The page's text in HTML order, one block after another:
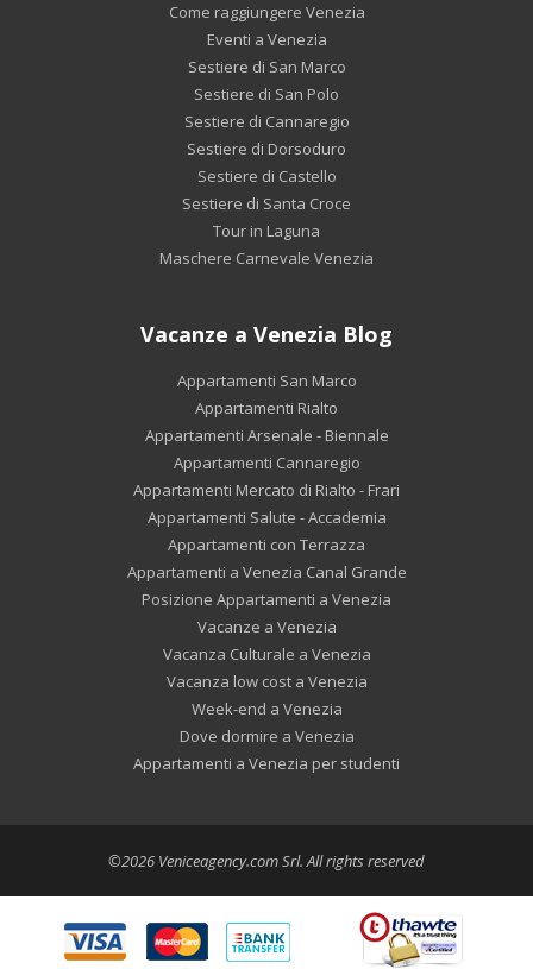
Come raggiungere Venezia
Eventi a Venezia
Sestiere di San Marco
Sestiere di San Polo
Sestiere di Cannaregio
Sestiere di Dorsoduro
Sestiere di Castello
Sestiere di Santa Croce
Tour in Laguna
Maschere Carnevale Venezia
Vacanze a Venezia Blog
Appartamenti San Marco
Appartamenti Rialto
Appartamenti Arsenale - Biennale
Appartamenti Cannaregio
Appartamenti Mercato di Rialto - Frari
Appartamenti Salute - Accademia
Appartamenti con Terrazza
Appartamenti a Venezia Canal Grande
Posizione Appartamenti a Venezia
Vacanze a Venezia
Vacanza Culturale a Venezia
Vacanza low cost a Venezia
Week-end a Venezia
Dove dormire a Venezia
Appartamenti a Venezia per studenti
©2026 Veniceagency.com Srl. All rights reserved